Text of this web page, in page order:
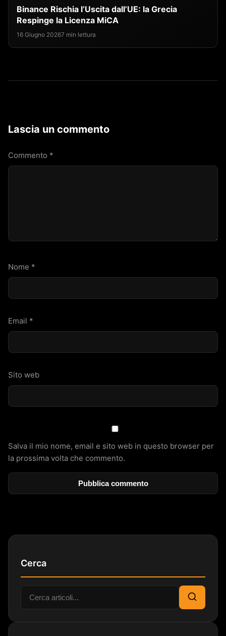
Binance Rischia l’Uscita dall’UE: la Grecia
Respinge la Licenza MiCA
16 Giugno 20267 min lettura
Lascia un commento
Commento *
Nome *
Email *
Sito web
Salva il mio nome, email e sito web in questo browser per
la prossima volta che commento.
Cerca
Cerca:
Cerca